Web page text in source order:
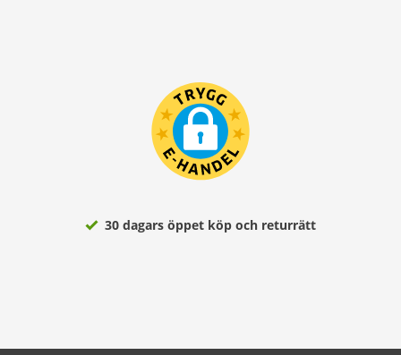
30 dagars öppet köp och returrätt